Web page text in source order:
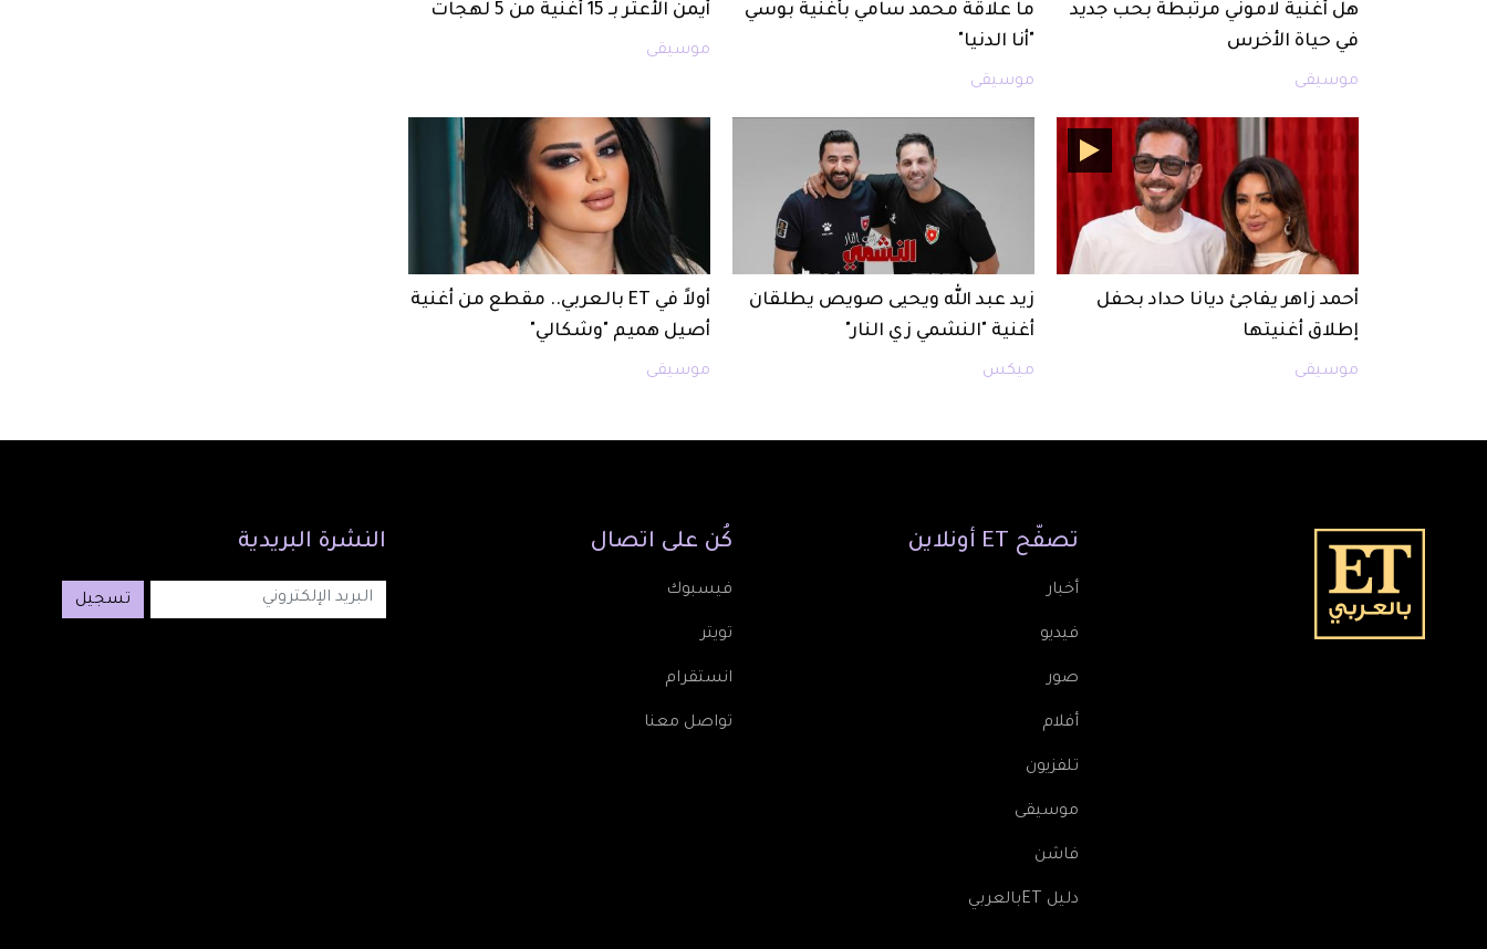
هل أغنية لاموني مرتبطة بحب جديد
في حياة الأخرس
موسيقى
ما علاقة محمد سامي بأغنية بوسي
"أنا الدنيا"
موسيقى
أيمن الأعتر بـ 15 أغنية من 5 لهجات
موسيقى
أحمد زاهر يفاجئ ديانا حداد بحفل
إطلاق أغنيتها
موسيقى
زيد عبد الله ويحيى صويص يطلقان
أغنية "النشمي زي النار"
ميكس
أولاً في ET بالعربي.. مقطع من أغنية
أصيل هميم "وشكالي"
موسيقى
تصفّح ET أونلاين
أخبار
فيديو
صور
أفلام
تلفزيون
موسيقى
فاشن
دليل ETبالعربي
كُن على اتصال
فيسبوك
تويتر
انستقرام
تواصل معنا
النشرة البريدية
تسجيل